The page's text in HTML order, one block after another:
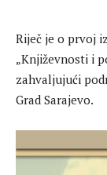
Riječ je o prvoj
„Književnosti i
zahvaljujući
Grad Sarajevo.